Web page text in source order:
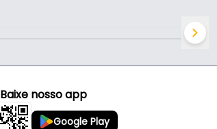
Baixe nosso app
Google Play